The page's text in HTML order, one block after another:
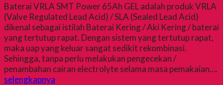
Baterai VRLA SMT Power 65Ah GEL adalah produk VRLA
(Valve Regulated Lead Acid) / SLA (Sealed Lead Acid)
dikenal sebagai istilah Baterai Kering / Aki Kering / baterai
yang tertutup rapat. Dengan sistem yang tertutup rapat,
maka uap yang keluar sangat sedikit rekombinasi.
Sehingga, tanpa perlu melakukan pengecekan /
penambahan cairan electrolyte selama masa pemakaian….
selengkapnya